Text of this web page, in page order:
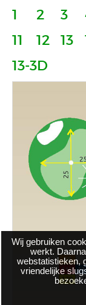
Wij gebruiken
werkt.
webstatistieken,
vriendelijke
1 2 3
11
12 13
13-3D